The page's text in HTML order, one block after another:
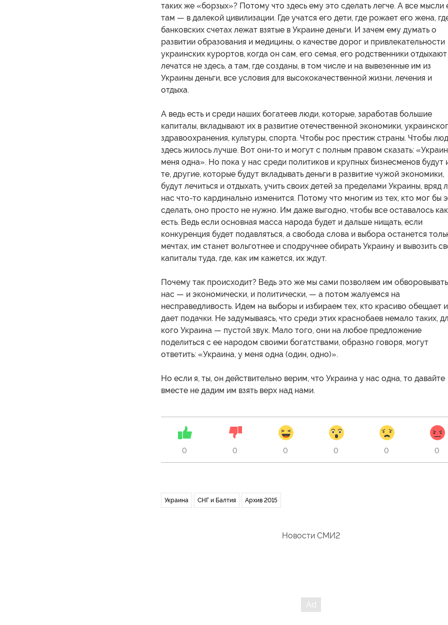
таких же «борзых»? Потому что здесь ему это сделать легче. А все мысли
там — в далекой цивилизации. Где учатся его дети, где рожает его жена,
банковских счетах лежат взятые в Украине деньги. И зачем ему думать о
развитии образования и медицины, о качестве дорог и привлекательности
украинских курортов, когда он сам, его семья, его родственники
лечатся не здесь, а там, где созданы, в том числе и на вывезенные им из
Украины деньги, все условия для высококачественной жизни, лечения и
отдыха.
А ведь есть и среди наших богатеев люди, которые, заработав большие
капиталы, вкладывают их в развитие отечественной экономики,
здравоохранения, культуры, спорта. Чтобы рос престиж страны. Чтобы
здесь жилось лучше. Вот они-то и могут с полным правом сказать:
меня одна». Но пока у нас среди политиков и крупных бизнесменов будут
те, другие, которые будут вкладывать деньги в развитие чужой экономики,
будут лечиться и отдыхать, учить своих детей за пределами Украины, вряд
нас что-то кардинально изменится. Потому что многим из тех, кто мог бы
сделать, оно просто не нужно. Им даже выгодно, чтобы все оставалось как
есть. Ведь если основная масса народа будет и дальше нищать, если
конкуренция будет подавляться, а свобода слова и выбора останется
мечтах, им станет вольготнее и сподручнее обирать Украину и вывозить
капиталы туда, где, как им кажется, их ждут.
Почему так происходит? Ведь это же мы сами позволяем им обворовывать
нас — и экономически, и политически, — а потом жалуемся на
несправедливость. Идем на выборы и избираем тех, кто красиво обещает
дает подачки. Не задумываясь, что среди этих краснобаев немало таких,
кого Украина — пустой звук. Мало того, они на любое предложение
поделиться с ее народом своими богатствами, образно говоря, могут
ответить: «Украина, у меня одна (один, одно)».
Но если я, ты, он действительно верим, что Украина у нас одна, то давайте
вместе не дадим им взять верх над нами.
0 0 0 0 0 0
Украина СНГ и Балтия Архив 2015
Новости СМИ2